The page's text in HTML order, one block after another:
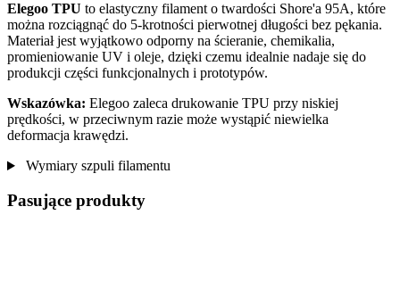
Elegoo TPU to elastyczny filament o twardości Shore'a 95A, które
można rozciągnąć do 5-krotności pierwotnej długości bez pękania.
Materiał jest wyjątkowo odporny na ścieranie, chemikalia,
promieniowanie UV i oleje, dzięki czemu idealnie nadaje się do
produkcji części funkcjonalnych i prototypów.
Wskazówka: Elegoo zaleca drukowanie TPU przy niskiej
prędkości, w przeciwnym razie może wystąpić niewielka
deformacja krawędzi.
Wymiary szpuli filamentu
Pasujące produkty